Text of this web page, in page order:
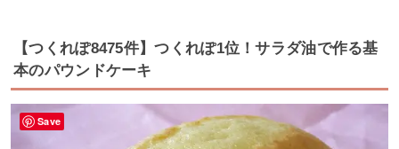
【つくれぽ8475件】つくれぽ1位！サラダ油で作る基
本のパウンドケーキ
Save